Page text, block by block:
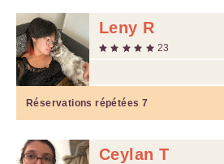
Leny R
23
Réservations répétées 7
Ceylan T